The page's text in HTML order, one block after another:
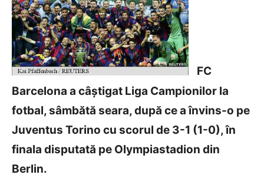
FC
Barcelona a câștigat Liga Campionilor la
fotbal, sâmbătă seara, după ce a învins-o pe
Juventus Torino cu scorul de 3-1 (1-0), în
finala disputată pe Olympiastadion din
Berlin.